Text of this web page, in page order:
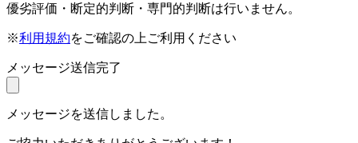
優劣評価・断定的判断・専門的判断は行いません。
※利用規約をご確認の上ご利用ください
メッセージ送信完了
メッセージを送信しました。